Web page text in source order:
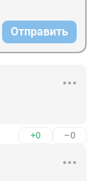
Отправить
+0 –0